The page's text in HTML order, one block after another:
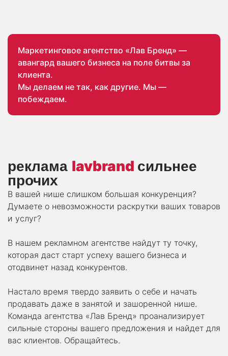
Маркетинговое агентство «Лав Бренд» —
авангард вашего бизнеса на поле битвы за
клиента.
Мы делаем не так, как другие. Мы —
побеждаем.
реклама lavbrand сильнее
прочих
В вашей нише слишком большая конкуренция?
Думаете о невозможности раскрутки ваших товаров
и услуг?
В нашем рекламном агентстве найдут ту точку,
которая даст старт успеху вашего бизнеса и
отодвинет назад конкурентов.
Настало время твердо заявить о себе и начать
продавать даже в занятой и зашоренной нише.
Команда агентства «Лав Бренд» проанализирует
сильные стороны вашего предложения и найдет для
вас клиентов. Обращайтесь.